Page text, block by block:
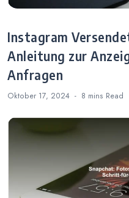
Instagram
Anleitung zur
Anfragen
Oktober 17, 2024 8 mins Read